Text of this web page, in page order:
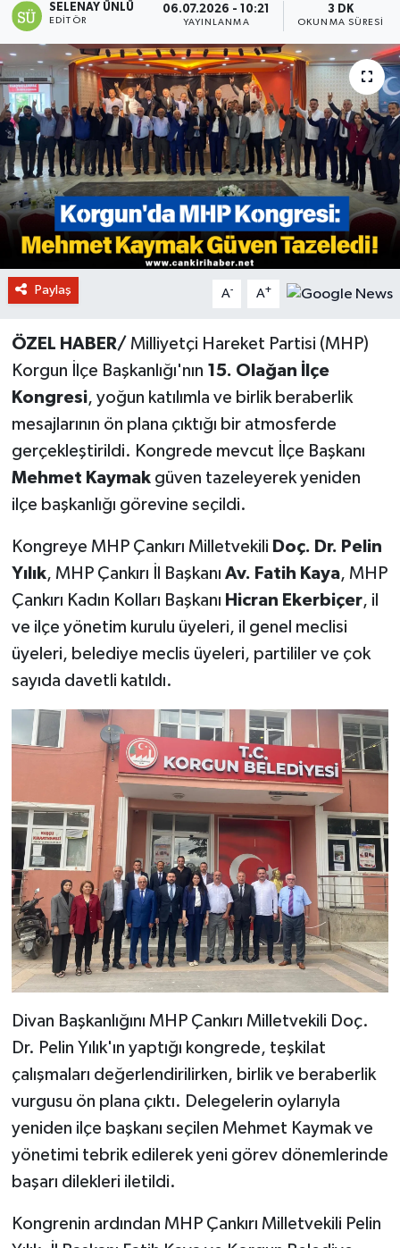
SELENAY ÜNLÜ
EDITÖR
06.07.2026 - 10:21
YAYINLANMA
3 DK
OKUNMA SÜRESI
Paylaş A- A+
ÖZEL HABER/ Milliyetçi Hareket Partisi (MHP)
Korgun İlçe Başkanlığı'nın 15. Olağan İlçe
Kongresi, yoğun katılımla ve birlik beraberlik
mesajlarının ön plana çıktığı bir atmosferde
gerçekleştirildi. Kongrede mevcut İlçe Başkanı
Mehmet Kaymakgüven tazeleyerek yeniden
ilçe başkanlığı görevine seçildi.
Kongreye MHP Çankırı Milletvekili Doç. Dr. Pelin
Yılık, MHP Çankırı İl Başkanı Av. Fatih Kaya, MHP
Çankırı Kadın Kolları Başkanı Hicran Ekerbiçer, il
ve ilçe yönetim kurulu üyeleri, il genel meclisi
üyeleri, belediye meclis üyeleri, partililer ve çok
sayıda davetli katıldı.
Divan Başkanlığını MHP Çankırı Milletvekili Doç.
Dr. Pelin Yılık'ın yaptığı kongrede, teşkilat
çalışmaları değerlendirilirken, birlik ve beraberlik
vurgusu ön plana çıktı. Delegelerin oylarıyla
yeniden ilçe başkanı seçilen Mehmet Kaymak ve
yönetimi tebrik edilerek yeni görev dönemlerinde
başarı dilekleri iletildi.
Kongrenin ardından MHP Çankırı Milletvekili Pelin